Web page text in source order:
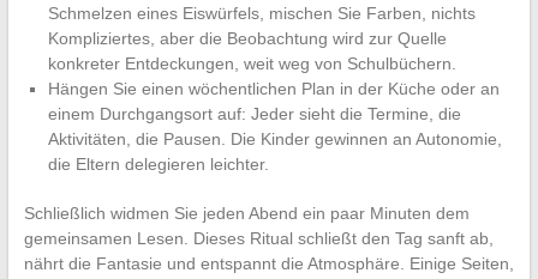
Schmelzen eines Eiswürfels, mischen Sie Farben, nichts
Kompliziertes, aber die Beobachtung wird zur Quelle
konkreter Entdeckungen, weit weg von Schulbüchern.
Hängen Sie einen wöchentlichen Plan in der Küche oder an
einem Durchgangsort auf: Jeder sieht die Termine, die
Aktivitäten, die Pausen. Die Kinder gewinnen an Autonomie,
die Eltern delegieren leichter.
Schließlich widmen Sie jeden Abend ein paar Minuten dem
gemeinsamen Lesen. Dieses Ritual schließt den Tag sanft ab,
nährt die Fantasie und entspannt die Atmosphäre. Einige Seiten,